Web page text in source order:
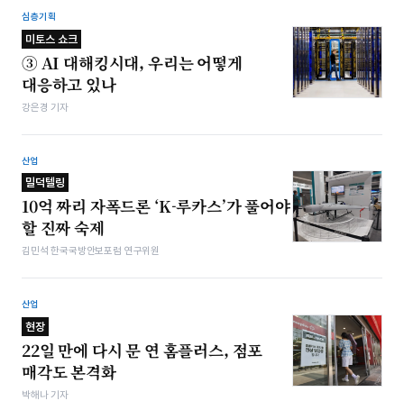
심층기획
미토스 쇼크
③ AI 대해킹시대, 우리는 어떻게
대응하고 있나
강은경 기자
산업
밀덕텔링
10억 짜리 자폭드론 ‘K-루카스’가 풀어야
할 진짜 숙제
김민석 한국국방안보포럼 연구위원
산업
현장
22일 만에 다시 문 연 홈플러스, 점포
매각도 본격화
박해나 기자